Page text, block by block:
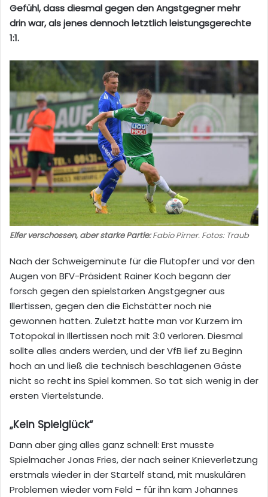
Gefühl, dass diesmal gegen den Angstgegner mehr
drin war, als jenes dennoch letztlich leistungsgerechte
1:1.
Elfer verschossen, aber starke Partie:Fabio Pirner. Fotos: Traub
Nach der Schweigeminute für die Flutopfer und vor den
Augen von BFV-Präsident Rainer Koch begann der
forsch gegen den spielstarken Angstgegner aus
Illertissen, gegen den die Eichstätter noch nie
gewonnen hatten. Zuletzt hatte man vor Kurzem im
Totopokal in Illertissen noch mit 3:0 verloren. Diesmal
sollte alles anders werden, und der VfB lief zu Beginn
hoch an und ließ die technisch beschlagenen Gäste
nicht so recht ins Spiel kommen. So tat sich wenig in der
ersten Viertelstunde.
„Kein Spielglück“
Dann aber ging alles ganz schnell: Erst musste
Spielmacher Jonas Fries, der nach seiner Knieverletzung
erstmals wieder in der Startelf stand, mit muskulären
Problemen wieder vom Feld – für ihn kam Johannes